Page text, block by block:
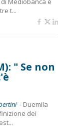
t...
" Se non
- Duemila
dei